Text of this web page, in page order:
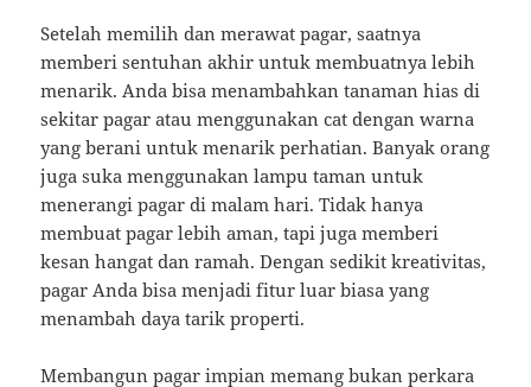
Setelah memilih dan merawat pagar, saatnya
memberi sentuhan akhir untuk membuatnya lebih
menarik. Anda bisa menambahkan tanaman hias di
sekitar pagar atau menggunakan cat dengan warna
yang berani untuk menarik perhatian. Banyak orang
juga suka menggunakan lampu taman untuk
menerangi pagar di malam hari. Tidak hanya
membuat pagar lebih aman, tapi juga memberi
kesan hangat dan ramah. Dengan sedikit kreativitas,
pagar Anda bisa menjadi fitur luar biasa yang
menambah daya tarik properti.
Membangun pagar impian memang bukan perkara